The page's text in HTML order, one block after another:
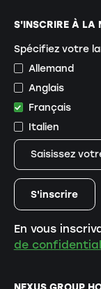
S'INSCRIRE À LA
Spécifiez votre
Allemand
Anglais
Français
Italien
En vous
de